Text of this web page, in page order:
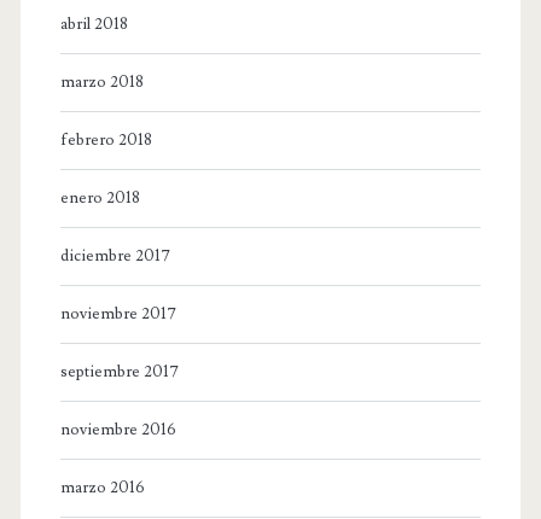
abril 2018
marzo 2018
febrero 2018
enero 2018
diciembre 2017
noviembre 2017
septiembre 2017
noviembre 2016
marzo 2016